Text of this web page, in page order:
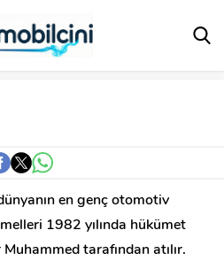
en genç otomotiv
1982 yılında hükümet
tarafından atılır.